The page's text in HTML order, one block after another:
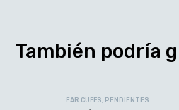
También podría
EAR CUFFS, PENDIENTES